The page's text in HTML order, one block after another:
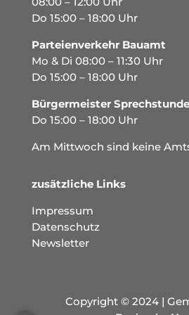
Do 15:00 – 18:00 Uhr
Parteienverkehr Bauamt
Mo & Di 08:00 – 11:30 Uhr
Do 15:00 – 18:00 Uhr
Bürgermeister Sprechstunde
Do 15:00 – 18:00 Uhr
Am Mittwoch sind keine
zusätzliche Links
Impressum
Datenschutz
Newsletter
Copyright © 2024 |